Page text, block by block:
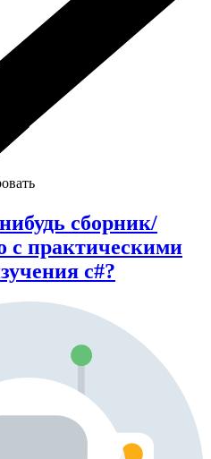
сборник/
с практическими
c#?